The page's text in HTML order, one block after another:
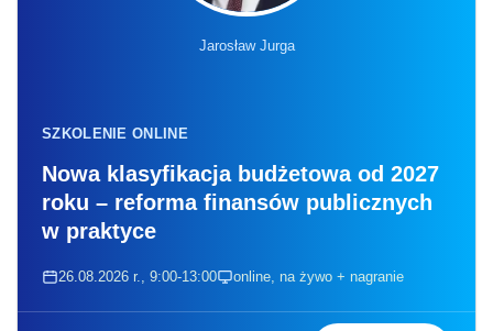
Jarosław Jurga
SZKOLENIE ONLINE
Nowa klasyfikacja budżetowa od 2027
roku – reforma finansów publicznych
w praktyce
26.08.2026 r., 9:00-13:00 online, na żywo + nagranie